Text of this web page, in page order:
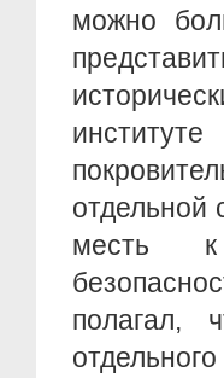
можно
отдельной
месть к
полагал,